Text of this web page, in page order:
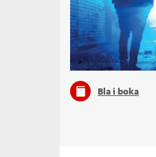
Bla i boka